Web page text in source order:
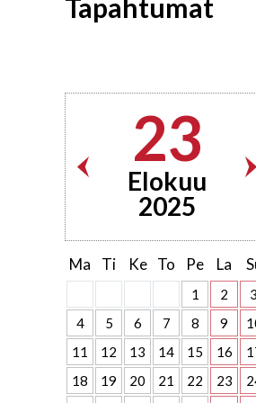
Tapahtumat
23
Elokuu
2025
Ma Ti Ke To Pe La
1 2
3
4
5 6 7 8 9
11
12 13 14 15 16
18
19 20 21 22 23